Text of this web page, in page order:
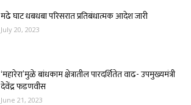
मढे घाट धबधबा परिसरात प्रतिबंधात्मक आदेश जारी
July 20, 2023
‘महारेरा’मुळे बांधकाम क्षेत्रातील पारदर्शितेत वाढ- उपमुख्यमंत्री
देवेंद्र फडणवीस
June 21, 2023